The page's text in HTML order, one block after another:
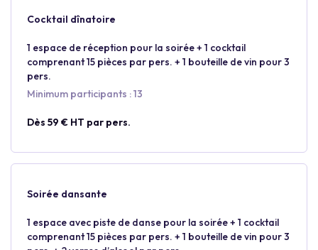
Cocktail dînatoire
1 espace de réception pour la soirée + 1 cocktail
comprenant 15 pièces par pers. + 1 bouteille de vin pour 3
pers.
Minimum participants : 13
Dès 59 € HT par pers.
Soirée dansante
1 espace avec piste de danse pour la soirée + 1 cocktail
comprenant 15 pièces par pers. + 1 bouteille de vin pour 3